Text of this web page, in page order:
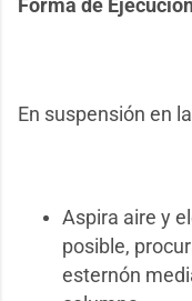
Forma de
En suspensión en
Aspira aire y
posible,
esternón